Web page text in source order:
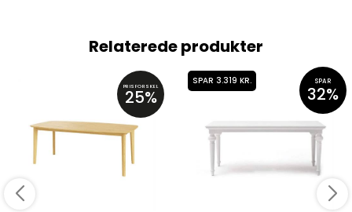
Relaterede produkter
PRISFORSKEL
25%
SPAR 3.319 KR. SPAR
32%